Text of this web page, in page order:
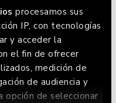
procesamos sus
IP, con tecnologías
y acceder la
el fin de ofrecer
medición de
de audiencia y
opción de seleccionar